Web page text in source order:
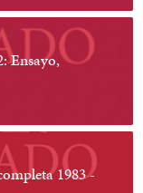
Ensayo,
1983 -